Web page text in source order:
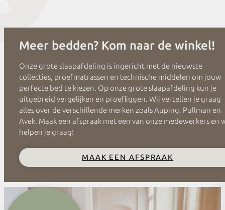
Meer bedden? Kom naar de winkel!
Onze grote slaapafdeling is ingericht met de nieuwste
collecties, proefmatrassen en technische middelen om jouw
perfecte bed te kiezen. Op onze grote slaapafdeling kun je
uitgebreid vergelijken en proefliggen. Wij vertellen je graag
alles over de verschillende merken zoals Auping, Pullman en
Avek. Maak een afspraak met een van onze medewerkers en
helpen je graag!
MAAK EEN AFSPRAAK